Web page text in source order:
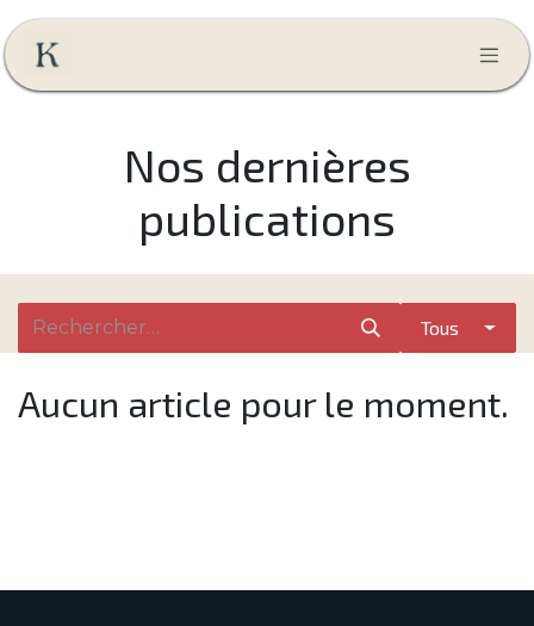
Se rendre au contenu
Nos dernières
publications
Tous
Aucun article pour le moment.